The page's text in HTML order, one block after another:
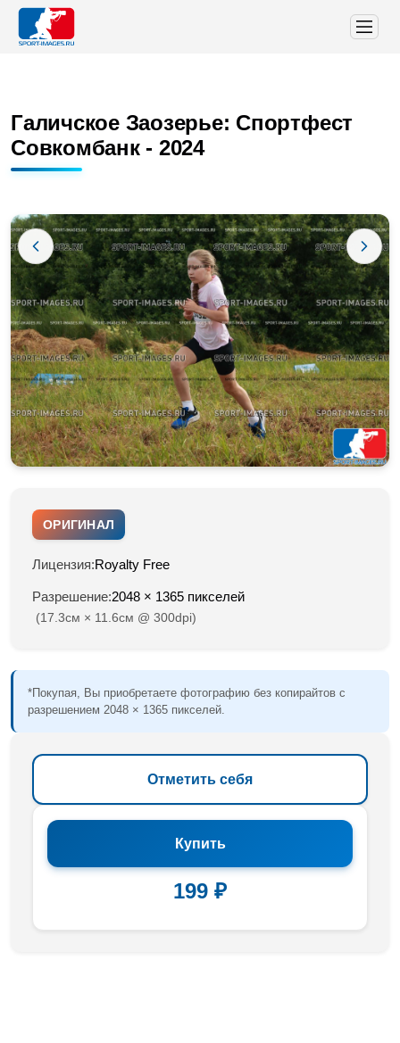
Галичское Заозерье: Спортфест
Совкомбанк - 2024
ОРИГИНАЛ
Лицензия:Royalty Free
Разрешение:2048 × 1365 пикселей
(17.3см × 11.6см @ 300dpi)
*Покупая, Вы приобретаете фотографию без копирайтов с
разрешением 2048 × 1365 пикселей.
Отметить себя
Купить
199 ₽